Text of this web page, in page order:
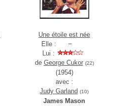
Une étoile est née
Elle :
Lui :
de George Cukor (22)
(1954)
avec :
Judy Garland (10)
James Mason